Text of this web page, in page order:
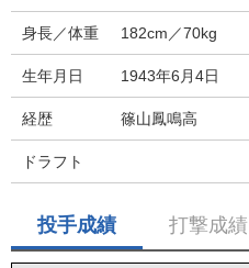
身長／体重 182cm／70kg
生年月日 1943年6月4日
経歴 篠山鳳鳴高
ドラフト
投手成績 打撃成績